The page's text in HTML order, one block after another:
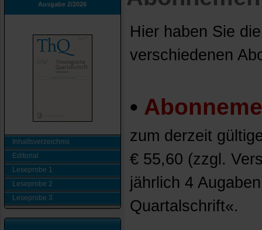
Ausgabe 2/2026
Inhaltsverzeichnis
Editorial
Leseprobe 1
Leseprobe 2
Leseprobe 3
Hier haben Sie
verschiedenen
•
zum derzeit
€ 55,60 (zzgl.
jährlich 4
Quartalschrift«.